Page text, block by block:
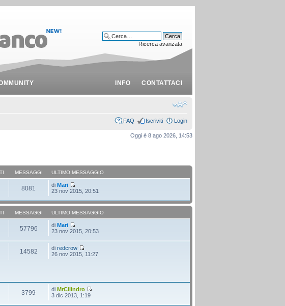
INFO CONTATTACI
Ricerca avanzata
FAQ Iscriviti Login
Oggi è 8 ago 2026, 14:53
MESSAGGI ULTIMO MESSAGGIO
8081 diMari
23 nov 2015, 20:51
MESSAGGI ULTIMO MESSAGGIO
57796 diMari
23 nov 2015, 20:53
14582 diredcrow
26 nov 2015, 11:27
3799 diMrCilindro
3 dic 2013, 1:19